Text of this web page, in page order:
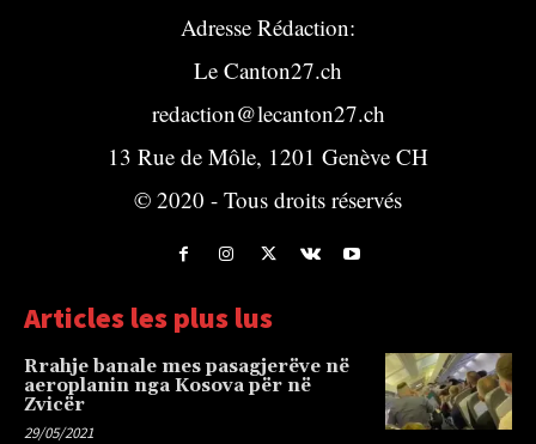
Adresse Rédaction:
Le Canton27.ch
redaction@lecanton27.ch
13 Rue de Môle, 1201 Genève CH
© 2020 - Tous droits réservés
Articles les plus lus
Rrahje banale mes pasagjerëve në
aeroplanin nga Kosova për në
Zvicër
29/05/2021